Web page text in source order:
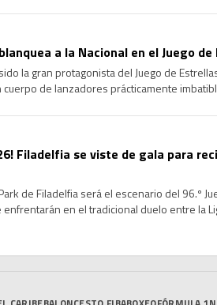
a la Nacional en el Juego
la gran protagonista del Juego de
de lanzadores prácticamente
Filadelfia se viste de gala para
de Filadelfia será el escenario del 96.º
en el tradicional duelo entre la